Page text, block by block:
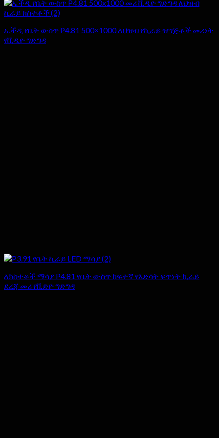
ኤችዲ የቤት ውስጥ P4.81 500×1000 ለህዝብ የኪራይ ዝግጅቶች መሪነት
የቪዲዮ ግድግዳ
ለክስተቶች ማሳያ P4.81 የቤት ውስጥ ከፍተኛ የእድሳት ፍጥነት ኪራይ
ደረጃ መሪ የቪድዮ ግድግዳ